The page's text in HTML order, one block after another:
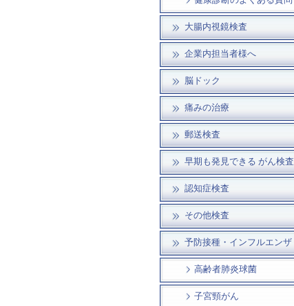
大腸内視鏡検査
企業内担当者様へ
脳ドック
痛みの治療
郵送検査
早期も発見できる がん検査
認知症検査
その他検査
予防接種・インフルエンザ
高齢者肺炎球菌
子宮頸がん